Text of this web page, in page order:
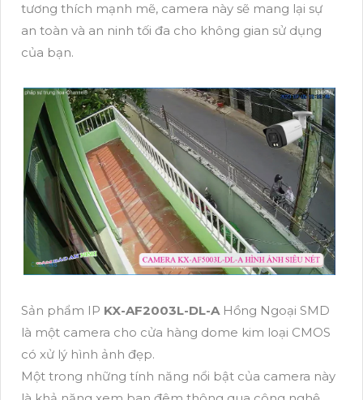
tương thích mạnh mẽ, camera này sẽ mang lại sự
an toàn và an ninh tối đa cho không gian sử dụng
của bạn.
Sản phẩm IP KX-AF2003L-DL-A Hồng Ngoại SMD
là một camera cho cửa hàng dome kim loại CMOS
có xử lý hình ảnh đẹp.
Một trong những tính năng nổi bật của camera này